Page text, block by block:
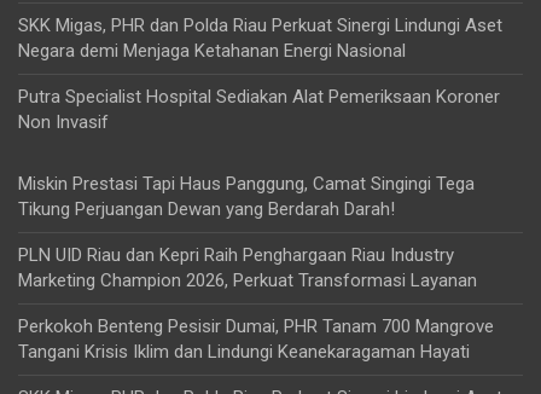
SKK Migas, PHR dan Polda Riau Perkuat Sinergi Lindungi Aset
Negara demi Menjaga Ketahanan Energi Nasional
Putra Specialist Hospital Sediakan Alat Pemeriksaan Koroner
Non Invasif
Miskin Prestasi Tapi Haus Panggung, Camat Singingi Tega
Tikung Perjuangan Dewan yang Berdarah Darah!
PLN UID Riau dan Kepri Raih Penghargaan Riau Industry
Marketing Champion 2026, Perkuat Transformasi Layanan
Perkokoh Benteng Pesisir Dumai, PHR Tanam 700 Mangrove
Tangani Krisis Iklim dan Lindungi Keanekaragaman Hayati